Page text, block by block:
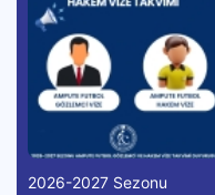
2026-2027 Sezonu